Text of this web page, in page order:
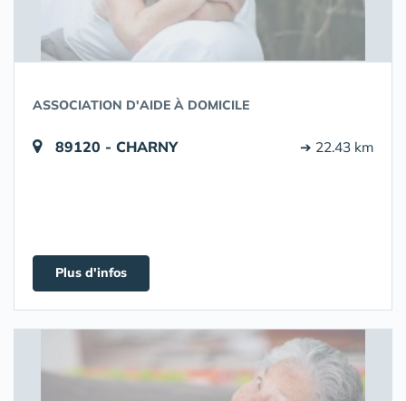
ASSOCIATION D'AIDE À DOMICILE
89120 - CHARNY ➔ 22.43 km
Plus d'infos